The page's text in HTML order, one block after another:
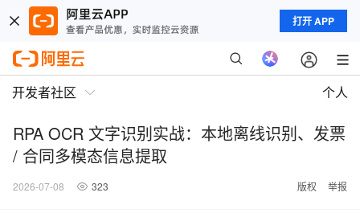
打开 APP
开发者社区 个人
RPA OCR 文字识别实战：本地离线识别、发票
/ 合同多模态信息提取
2026-07-08 323 版权 举报